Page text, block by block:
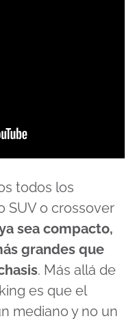
todos los
SUV o crossover
sea compacto,
grandes que
. Más allá de
es que el
mediano y no un